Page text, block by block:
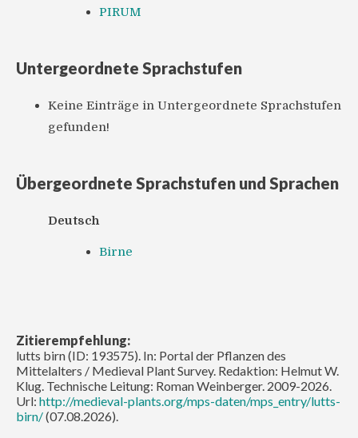
PIRUM
Untergeordnete Sprachstufen
Keine Einträge in Untergeordnete Sprachstufen
gefunden!
Übergeordnete Sprachstufen und Sprachen
Deutsch
Birne
Zitierempfehlung:
lutts birn (ID: 193575). In: Portal der Pflanzen des
Mittelalters / Medieval Plant Survey. Redaktion: Helmut W.
Klug. Technische Leitung: Roman Weinberger. 2009-2026.
Url: http://medieval-plants.org/mps-daten/mps_entry/lutts-
birn/(07.08.2026).